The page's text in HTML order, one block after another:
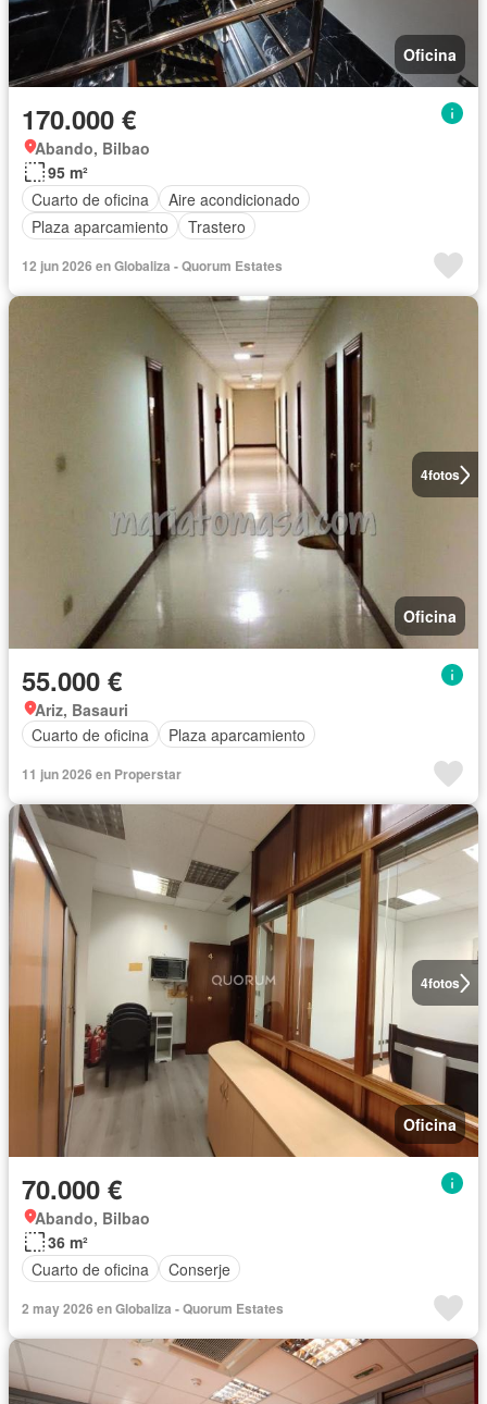
Oficina
170.000 €
Abando, Bilbao
95 m²
Cuarto de oficina
Aire acondicionado
Plaza aparcamiento
Trastero
12 jun 2026 en Globaliza - Quorum Estates
4fotos
Oficina
55.000 €
Ariz, Basauri
Cuarto de oficina
Plaza aparcamiento
11 jun 2026 en Properstar
4fotos
Oficina
70.000 €
Abando, Bilbao
36 m²
Cuarto de oficina
Conserje
2 may 2026 en Globaliza - Quorum Estates